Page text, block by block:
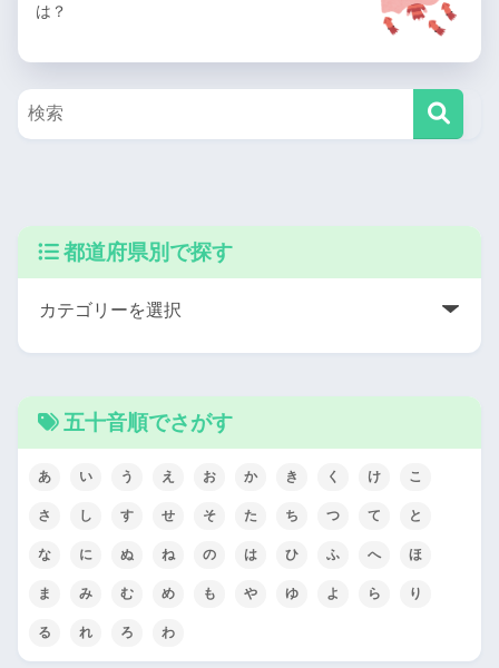
は？
都道府県別で探す
五十音順でさがす
あ い う え お か き く け こ
さ し す せ そ た ち つ て と
な に ぬ ね の は ひ ふ へ ほ
ま み む め も や ゆ よ ら り
る れ ろ わ